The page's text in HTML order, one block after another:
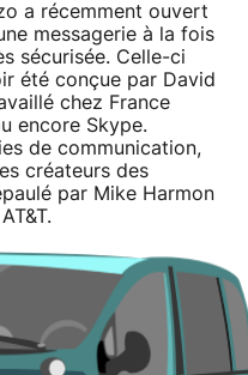
a récemment ouvert
messagerie à la fois
sécurisée. Celle-ci
été conçue par David
chez France
encore Skype.
de communication,
créateurs des
par Mike Harmon